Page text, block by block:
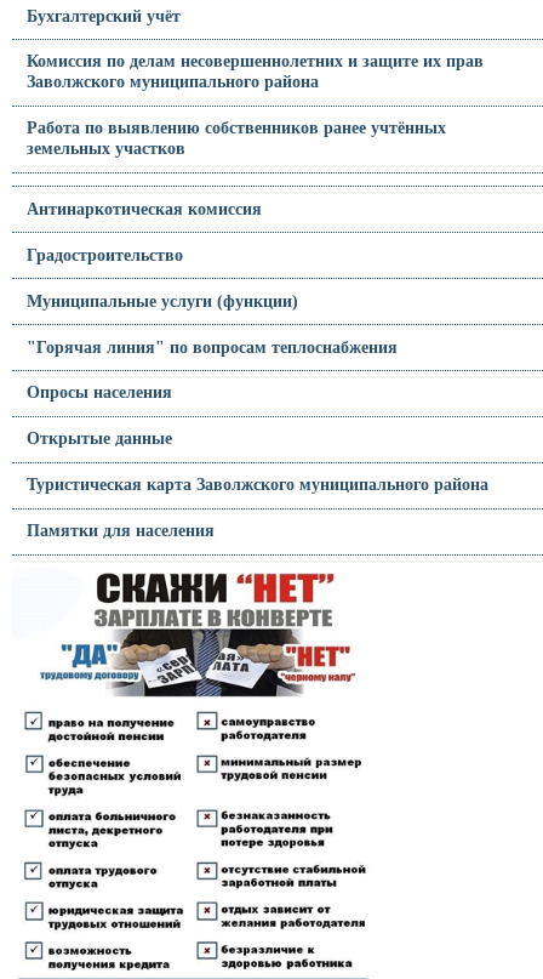
Бухгалтерский учёт
Комиссия по делам несовершеннолетних и защите их прав
Заволжского муниципального района
Работа по выявлению собственников ранее учтённых
земельных участков
Антинаркотическая комиссия
Градостроительство
Муниципальные услуги (функции)
"Горячая линия" по вопросам теплоснабжения
Опросы населения
Открытые данные
Туристическая карта Заволжского муниципального района
Памятки для населения